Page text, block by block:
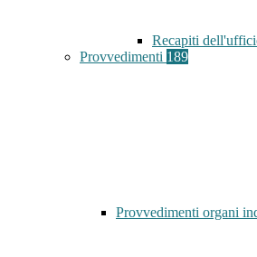
Recapiti
Provvedimenti 189
Provvedimenti organi